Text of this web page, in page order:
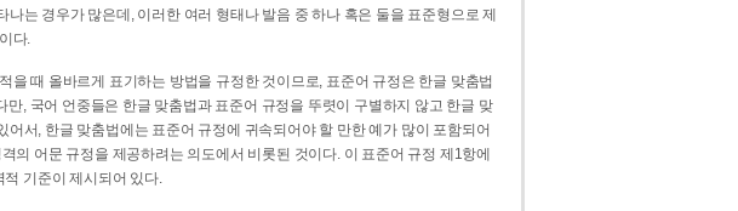
는 경우가 많은데, 이러한 여러 형태나 발음 중 하나 혹은 둘을 표준형으로 제
다.
을 때 올바르게 표기하는 방법을 규정한 것이므로, 표준어 규정은 한글 맞춤법
만, 국어 언중들은 한글 맞춤법과 표준어 규정을 뚜렷이 구별하지 않고 한글 맞
어서, 한글 맞춤법에는 표준어 규정에 귀속되어야 할 만한 예가 많이 포함되어
의 어문 규정을 제공하려는 의도에서 비롯된 것이다. 이 표준어 규정 제1항에
기준이 제시되어 있다.